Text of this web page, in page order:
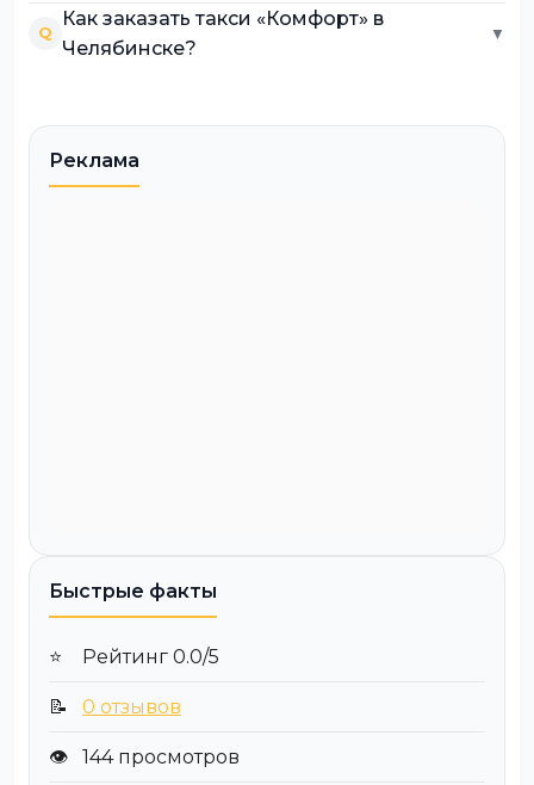
Q
Как заказать такси «Комфорт» в
Челябинске?
▼
Реклама
Быстрые факты
⭐ Рейтинг 0.0/5
📝 0 отзывов
👁️ 144 просмотров